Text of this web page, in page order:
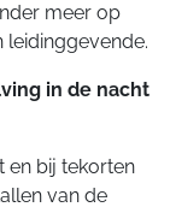
meer op
leidinggevende.
in de nacht
en bij tekorten
van de